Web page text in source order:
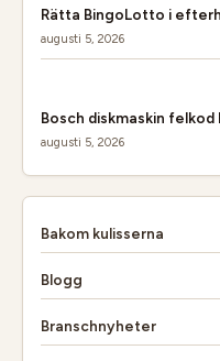
Rätta BingoLotto i
augusti 5, 2026
Bosch diskmaskin
augusti 5, 2026
Bakom kulisserna
Blogg
Branschnyheter